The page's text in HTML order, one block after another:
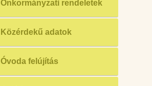
Önkormányzati rendeletek
Közérdekű adatok
Óvoda felújítás